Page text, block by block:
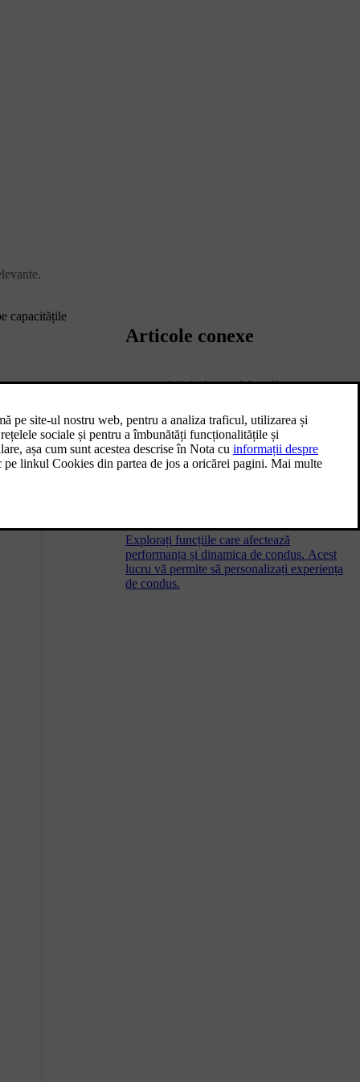
capacitățile
Articole conexe
Capacități și specificații de
Greutățile de tractare și sarcina pe cârligul de
remorcare pentru condusul cu o remorcă se
regăsesc mai jos.
Explorați funcțiile care afectează
performanța și dinamica de condus. Acest
lucru vă permite să personalizați experiența
de condus.